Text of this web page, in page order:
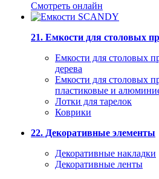
Смотреть онлайн
21. Емкости для столовых
Емкости для столовых
дерева
Емкости для столовых
пластиковые и
Лотки для тарелок
Коврики
22. Декоративные элементы
Декоративные накладки
Декоративные ленты